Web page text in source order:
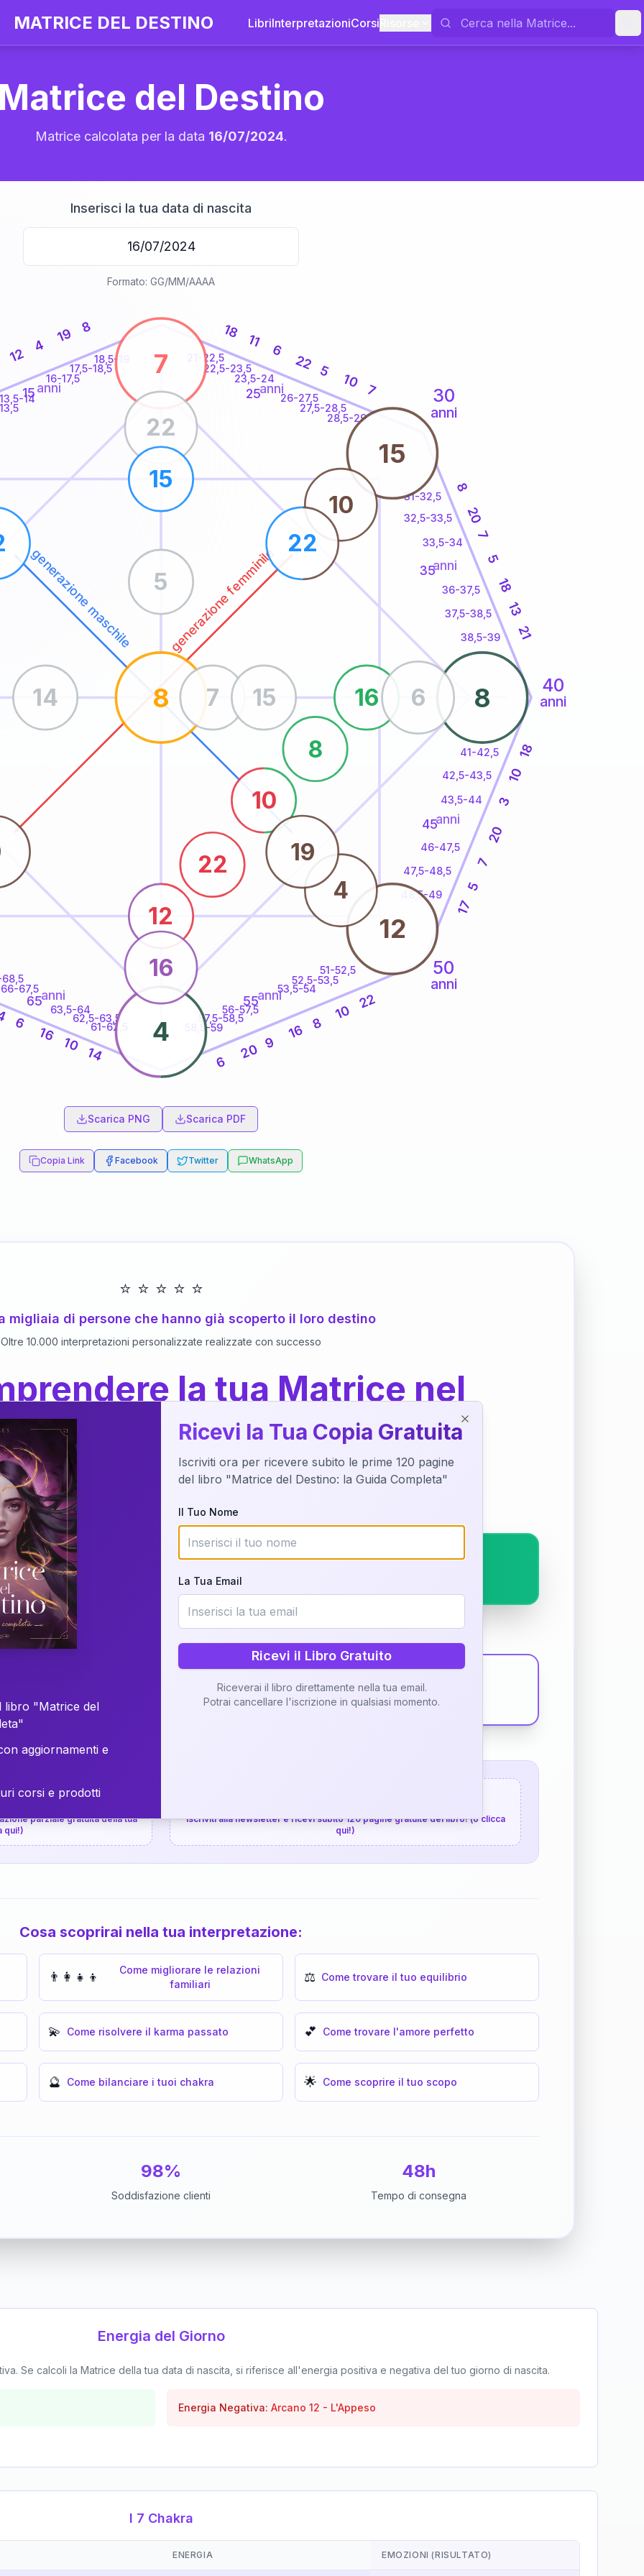
MATRICE DEL DESTINO LibriInterpretazioniCorsi
Matrice del Destino
Matrice calcolata per la data 16/07/2024.
Inserisci la tua data di nascita
Formato: GG/MM/AAAA
generazione maschile generazione femminile
20
30
anni
40
anni
50
anni
anni
13,5-14
16-17,5
17,5-18,5
18,5-19 21-22,5
22,5-23,5
23,5-24
26-27,5
27,5-28,5
28,5-29
31-32,5
32,5-33,5
33,5-34
36-37,5
37,5-38,5
38,5-39
41-42,5
42,5-43,5
43,5-44
46-47,5
47,5-48,5
48,5-49
51-52,5
52,5-53,5
53,5-54
56-57,5
57,5-58,5
58,5-59
61-62,5
62,5-63,5
63,5-64
66-67,5
68,5
12 4
19 8 18
11
6
22 5
10 7
8
20
7
5
18
13
21
18
10
3
20
7
5
17
22
10
8
16
9
20
6
14
10
16
6
7
8
4
8
15
12
12
22
10
8
16
22
6
16
15
7 15
14
5
10
22
4
19
15anni 25anni
35anni
45anni
55anni
65anni
Scarica PNG Scarica PDF
Copia Link Facebook Twitter WhatsApp
⭐ ⭐ ⭐ ⭐ ⭐
migliaia di persone che hanno già scoperto il loro destino
Oltre 10.000 interpretazioni personalizzate realizzate con successo
la tua Matrice nel
dettaglio?
della tua Matrice del Destino attraverso una nostra interpretazione
o studiando attraverso il manuale completo.
Richiedi Interpretazione
✨ Interpretazione personalizzata
Scopri il Libro
gratuita
parziale gratuita della tua
qui!)
Iscriviti alla newsletter e ricevi subito 120 pagine gratuite del libro! (o clicca
qui!)
Cosa scoprirai nella tua interpretazione:
👨‍👩‍👧‍👦
Come migliorare le relazioni
familiari
⚖️ Come trovare il tuo equilibrio
💫 Come risolvere il karma passato 💕 Come trovare l'amore perfetto
🔮 Come bilanciare i tuoi chakra 🌟 Come scoprire il tuo scopo
98%
Soddisfazione clienti
48h
Tempo di consegna
Energia del Giorno
Se calcoli la Matrice della tua data di nascita, si riferisce all'energia positiva e negativa del tuo giorno di nascita.
Energia Negativa: Arcano 12 - L'Appeso
I 7 Chakra
ENERGIA EMOZIONI (RISULTATO)
del Libro
libro "Matrice del
aggiornamenti e
corsi e prodotti
Ricevi la Tua Copia Gratuita
Iscriviti ora per ricevere subito le prime 120 pagine
del libro "Matrice del Destino: la Guida Completa"
Il Tuo Nome
La Tua Email
Ricevi il Libro Gratuito
Riceverai il libro direttamente nella tua email.
Potrai cancellare l'iscrizione in qualsiasi momento.